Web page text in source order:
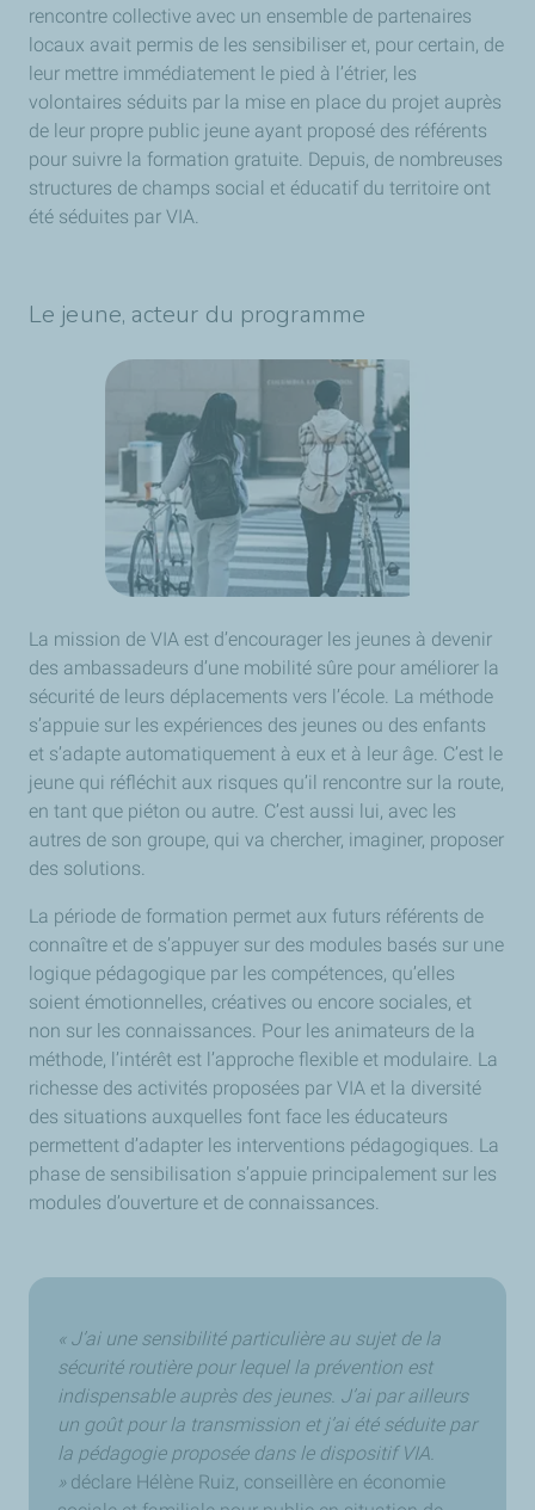
rencontre collective avec un ensemble de partenaires
locaux avait permis de les sensibiliser et, pour certain, de
leur mettre immédiatement le pied à l’étrier, les
volontaires séduits par la mise en place du projet auprès
de leur propre public jeune ayant proposé des référents
pour suivre la formation gratuite. Depuis, de nombreuses
structures de champs social et éducatif du territoire ont
été séduites par VIA.
Le jeune, acteur du programme
La mission de VIA est d’encourager les jeunes à devenir
des ambassadeurs d’une mobilité sûre pour améliorer la
sécurité de leurs déplacements vers l’école. La méthode
s’appuie sur les expériences des jeunes ou des enfants
et s’adapte automatiquement à eux et à leur âge. C’est le
jeune qui réfléchit aux risques qu’il rencontre sur la route,
en tant que piéton ou autre. C’est aussi lui, avec les
autres de son groupe, qui va chercher, imaginer, proposer
des solutions.
La période de formation permet aux futurs référents de
connaître et de s’appuyer sur des modules basés sur une
logique pédagogique par les compétences, qu’elles
soient émotionnelles, créatives ou encore sociales, et
non sur les connaissances. Pour les animateurs de la
méthode, l’intérêt est l’approche flexible et modulaire. La
richesse des activités proposées par VIA et la diversité
des situations auxquelles font face les éducateurs
permettent d’adapter les interventions pédagogiques. La
phase de sensibilisation s’appuie principalement sur les
modules d’ouverture et de connaissances.
« J’ai une sensibilité particulière au sujet de la
sécurité routière pour lequel la prévention est
indispensable auprès des jeunes. J’ai par ailleurs
un goût pour la transmission et j’ai été séduite par
la pédagogie proposée dans le dispositif VIA.
»déclare Hélène Ruiz, conseillère en économie